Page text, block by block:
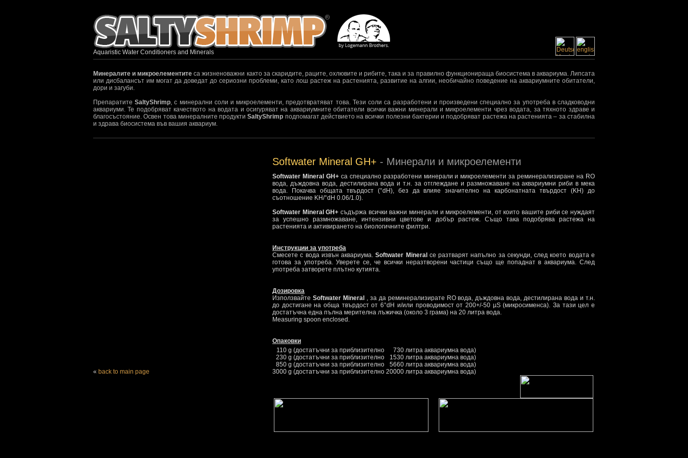
Aquaristic Water Conditioners and Minerals
Минералите и микроелементите са жизненоважни както за скаридите, раците, охлювите и рибите, така и за правилно функционираща биосистема в аквариума. Липсата
или дисбалансът им могат да доведат до сериозни проблеми, като лош растеж на растенията, развитие на алгии, необичайно поведение на аквариумните обитатели,
дори и загуби.
ПрепаратитеSaltyShrimp, с минерални соли и микроелементи, предотвратяват това. Тези соли са разработени и произведени специално за употреба в сладководни
аквариуми. Те подобряват качеството на водата и осигуряват на аквариумните обитатели всички важни минерали и микроелементи чрез водата, за тяхното здраве и
благосъстояние. Освен това минералните продуктиSaltyShrimp подпомагат действието на всички полезни бактерии и подобряват растежа на растенията – за стабилна
и здрава биосистема във вашия аквариум.
« back to main page
Softwater Mineral GH+ - Минерали и микроелементи
Softwater Mineral GH+са специално разработени минерали и микроелементи за реминерализиране на RO
вода, дъждовна вода, дестилирана вода и т.н. за отглеждане и размножаване на аквариумни риби в мека
вода. Покачва общата твърдост (°dH), без да влияе значително на карбонатната твърдост (KH) до
съотношение KH/°dH 0.06/1.0).
Softwater Mineral GH+ съдържа всички важни минерали и микроелементи, от които вашите риби се нуждаят
за успешно размножаване, интензивни цветове и добър растеж. Също така подобрява растежа на
растенията и активирането на биологичните филтри.
Инструкции за употреба
Смесете с вода извън аквариума.Softwater Mineral се разтварят напълно за секунди, след което водата е
готова за употреба. Уверете се, че всички неразтворени частици също ще попаднат в аквариума. След
употреба затворете плътно кутията.
Дозировка
Използвайте Softwater Mineral , за да реминерализирате RO вода, дъждовна вода, дестилирана вода и т.н.
до достигане на обща твърдост от 6°dH и/или проводимост от 200+/-50 µS (микросименса). За тази цел е
достатъчна една пълна мерителна лъжичка (около 3 грама) на 20 литра вода.
Measuring spoon enclosed.
Опаковки
110 g (достатъчни за приблизително
730 литра аквариумна вода)
230 g (достатъчни за приблизително
1530 литра аквариумна вода)
850 g (достатъчни за приблизително
5660 литра аквариумна вода)
3000 g (достатъчни за приблизително 20000 литра аквариумна вода)